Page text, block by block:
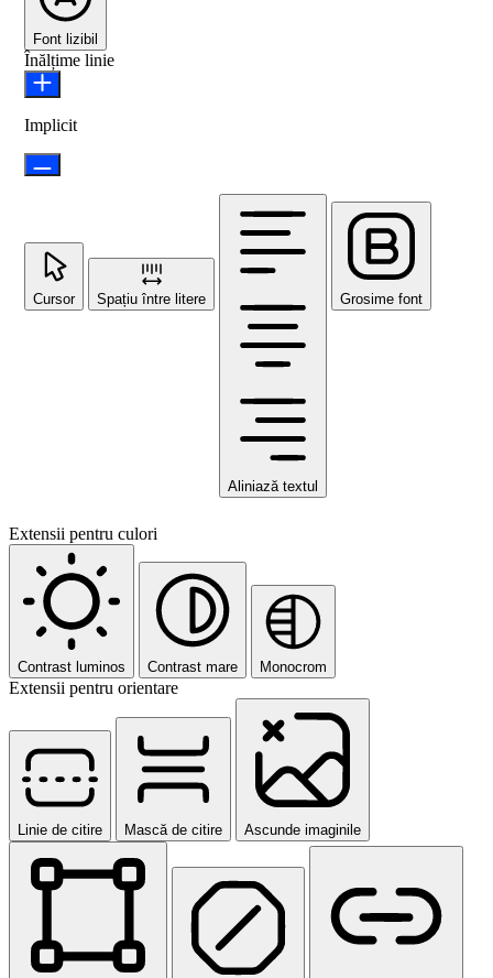
Font lizibil
Înălțime linie
Implicit
Cursor Spațiu între litere
Aliniază textul
Grosime font
Extensii pentru culori
Contrast luminos Contrast mare Monocrom
Extensii pentru orientare
Linie de citire Mască de citire Ascunde imaginile